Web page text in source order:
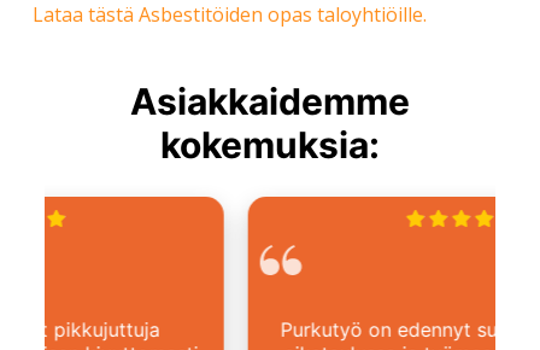
Lataa tästä Asbestitöiden opas taloyhtiöille.